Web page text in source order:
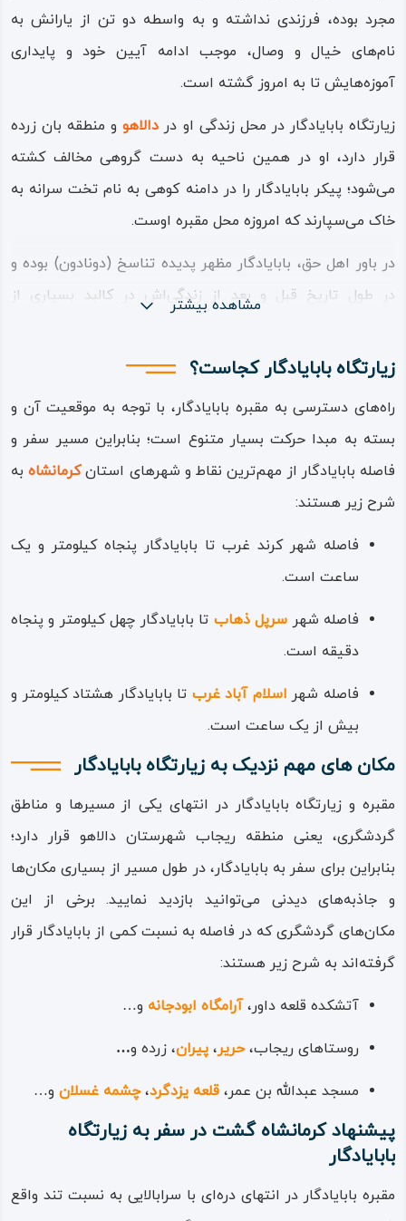
مجرد بوده، فرزندی نداشته و به واسطه دو تن از یارانش به
نام‌های خیال و وصال، موجب ادامه آیین خود و پایداری
آموزه‌هایش تا به امروز گشته است.
زیارتگاه بابایادگار در محل زندگی او در دالاهوو منطقه بان زرده
قرار دارد، او در همین ناحیه به دست گروهی مخالف کشته
می‌شود؛ پیکر بابایادگار را در دامنه کوهی به نام تخت سرانه به
خاک می‌سپارند که امروزه محل مقبره اوست.
در باور اهل حق، بابایادگار مظهر پدیده تناسخ (دونادون) بوده و
در طول تاریخ قبل و بعد از زندگی‌اش در کالبد بسیاری از
دارای القاب و عناوین بسیاری است که نشان از احترام و
چشم، نازروا، شاه ادگار، پیر رنگینه و… .
بارگاه بابایادگار از نظر معماری بسیار ساده و مانند سازه‌های
دوره اسلامی است؛ اتاقی مربع با گنبدی ساده و سفید که از
بابایادگار شخصیتی مقدس و صاحب کرامات در بین اهل حق
بابایادگار مکان مقدس دیگری به نام چشمه غسلان قرار دارد.
شهرستان موصل نیز، مقبره و زیارتگاهی وجود دارد که بسیاری
آن را مقبره اصلی و محل دفن بابایادگار می‌دانند.
مشاهده بیشتر
زیارتگاه بابایادگار کجاست؟
راه‌های دسترسی به مقبره بابایادگار، با توجه به موقعیت آن و
بسته به مبدا حرکت بسیار متنوع است؛ بنابراین مسیر سفر و
فاصله بابایادگار از مهم‌ترین نقاط و شهرهای استانکرمانشاهبه
شرح زیر هستند:
فاصله شهر کرند غرب تا بابایادگار پنجاه کیلومتر و یک
ساعت است.
فاصله شهر سرپل ‌ذهاب تا بابایادگار چهل کیلومتر و پنجاه
دقیقه است.
فاصله شهر اسلام آباد غرب تا بابایادگار هشتاد کیلومتر و
بیش از یک ساعت است.
مکان های مهم نزدیک به زیارتگاه بابایادگار
مقبره و زیارتگاه بابایادگار در انتهای یکی از مسیرها و مناطق
گردشگری، یعنی منطقه ریجاب شهرستان دالاهو قرار دارد؛
بنابراین برای سفر به بابایادگار، در طول مسیر از بسیاری مکان‌ها
و جاذبه‌های دیدنی می‌توانید بازدید نمایید. برخی از این
مکان‌های گردشگری که در فاصله به نسبت کمی از بابایادگار قرار
گرفته‌اند به شرح زیر هستند:
آتشکده قلعه داور،آرامگاه ابودجانه و…
روستاهای ریجاب،حریر،پیران، زرده و…
مسجد عبدالله بن عمر، قلعه یزدگرد،چشمه غسلان و…
پیشنهاد کرمانشاه گشت در سفر به زیارتگاه
بابایادگار
مقبره بابایادگار در انتهای دره‌ای با سرابالایی به نسبت تند واقع